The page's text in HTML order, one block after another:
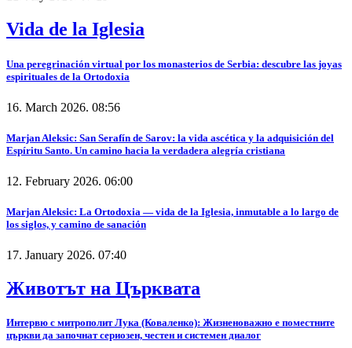
Vida de la Iglesia
Una peregrinación virtual por los monasterios de Serbia: descubre las joyas
espirituales de la Ortodoxia
16. March 2026. 08:56
Marjan Aleksic: San Serafín de Sarov: la vida ascética y la adquisición del
Espíritu Santo. Un camino hacia la verdadera alegría cristiana
12. February 2026. 06:00
Marjan Aleksic: La Ortodoxia — vida de la Iglesia, inmutable a lo largo de
los siglos, y camino de sanación
17. January 2026. 07:40
Животът на Църквата
Интервю с митрополит Лука (Коваленко): Жизненоважно е поместните
църкви да започнат сериозен, честен и системен диалог